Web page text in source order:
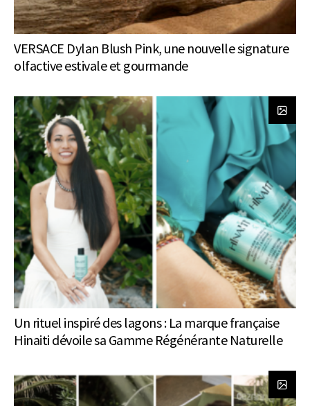
VERSACE Dylan Blush Pink, une nouvelle signature
olfactive estivale et gourmande
Un rituel inspiré des lagons : La marque française
Hinaiti dévoile sa Gamme Régénérante Naturelle